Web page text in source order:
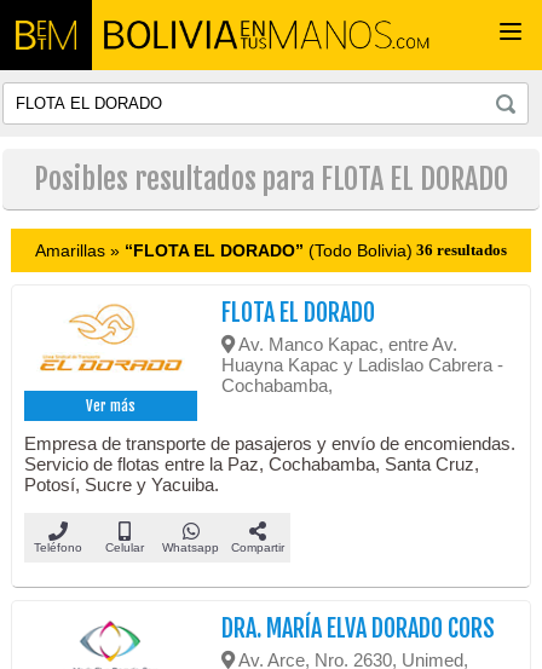
Posibles resultados para FLOTA EL DORADO
Amarillas » “FLOTA EL DORADO” (Todo Bolivia) 36 resultados
Ver más
FLOTA EL DORADO
Av. Manco Kapac, entre Av.
Huayna Kapac y Ladislao Cabrera -
Cochabamba,
Empresa de transporte de pasajeros y envío de encomiendas.
Servicio de flotas entre la Paz, Cochabamba, Santa Cruz,
Potosí, Sucre y Yacuiba.
Teléfono Celular Whatsapp Compartir
DRA. MARÍA ELVA DORADO CORS
Av. Arce, Nro. 2630, Unimed,